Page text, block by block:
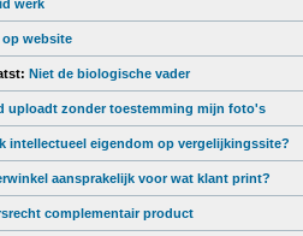
werk
website
Niet de biologische vader
uploadt zonder toestemming mijn foto's
intellectueel eigendom op vergelijkingssite?
aansprakelijk voor wat klant print?
complementair product